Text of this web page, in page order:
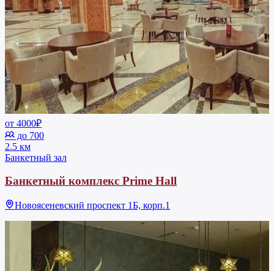
от 4000₽
до 700
2.5 км
Банкетный зал
Банкетный комплекс Prime Hall
Новоясеневский проспект 1Б, корп.1